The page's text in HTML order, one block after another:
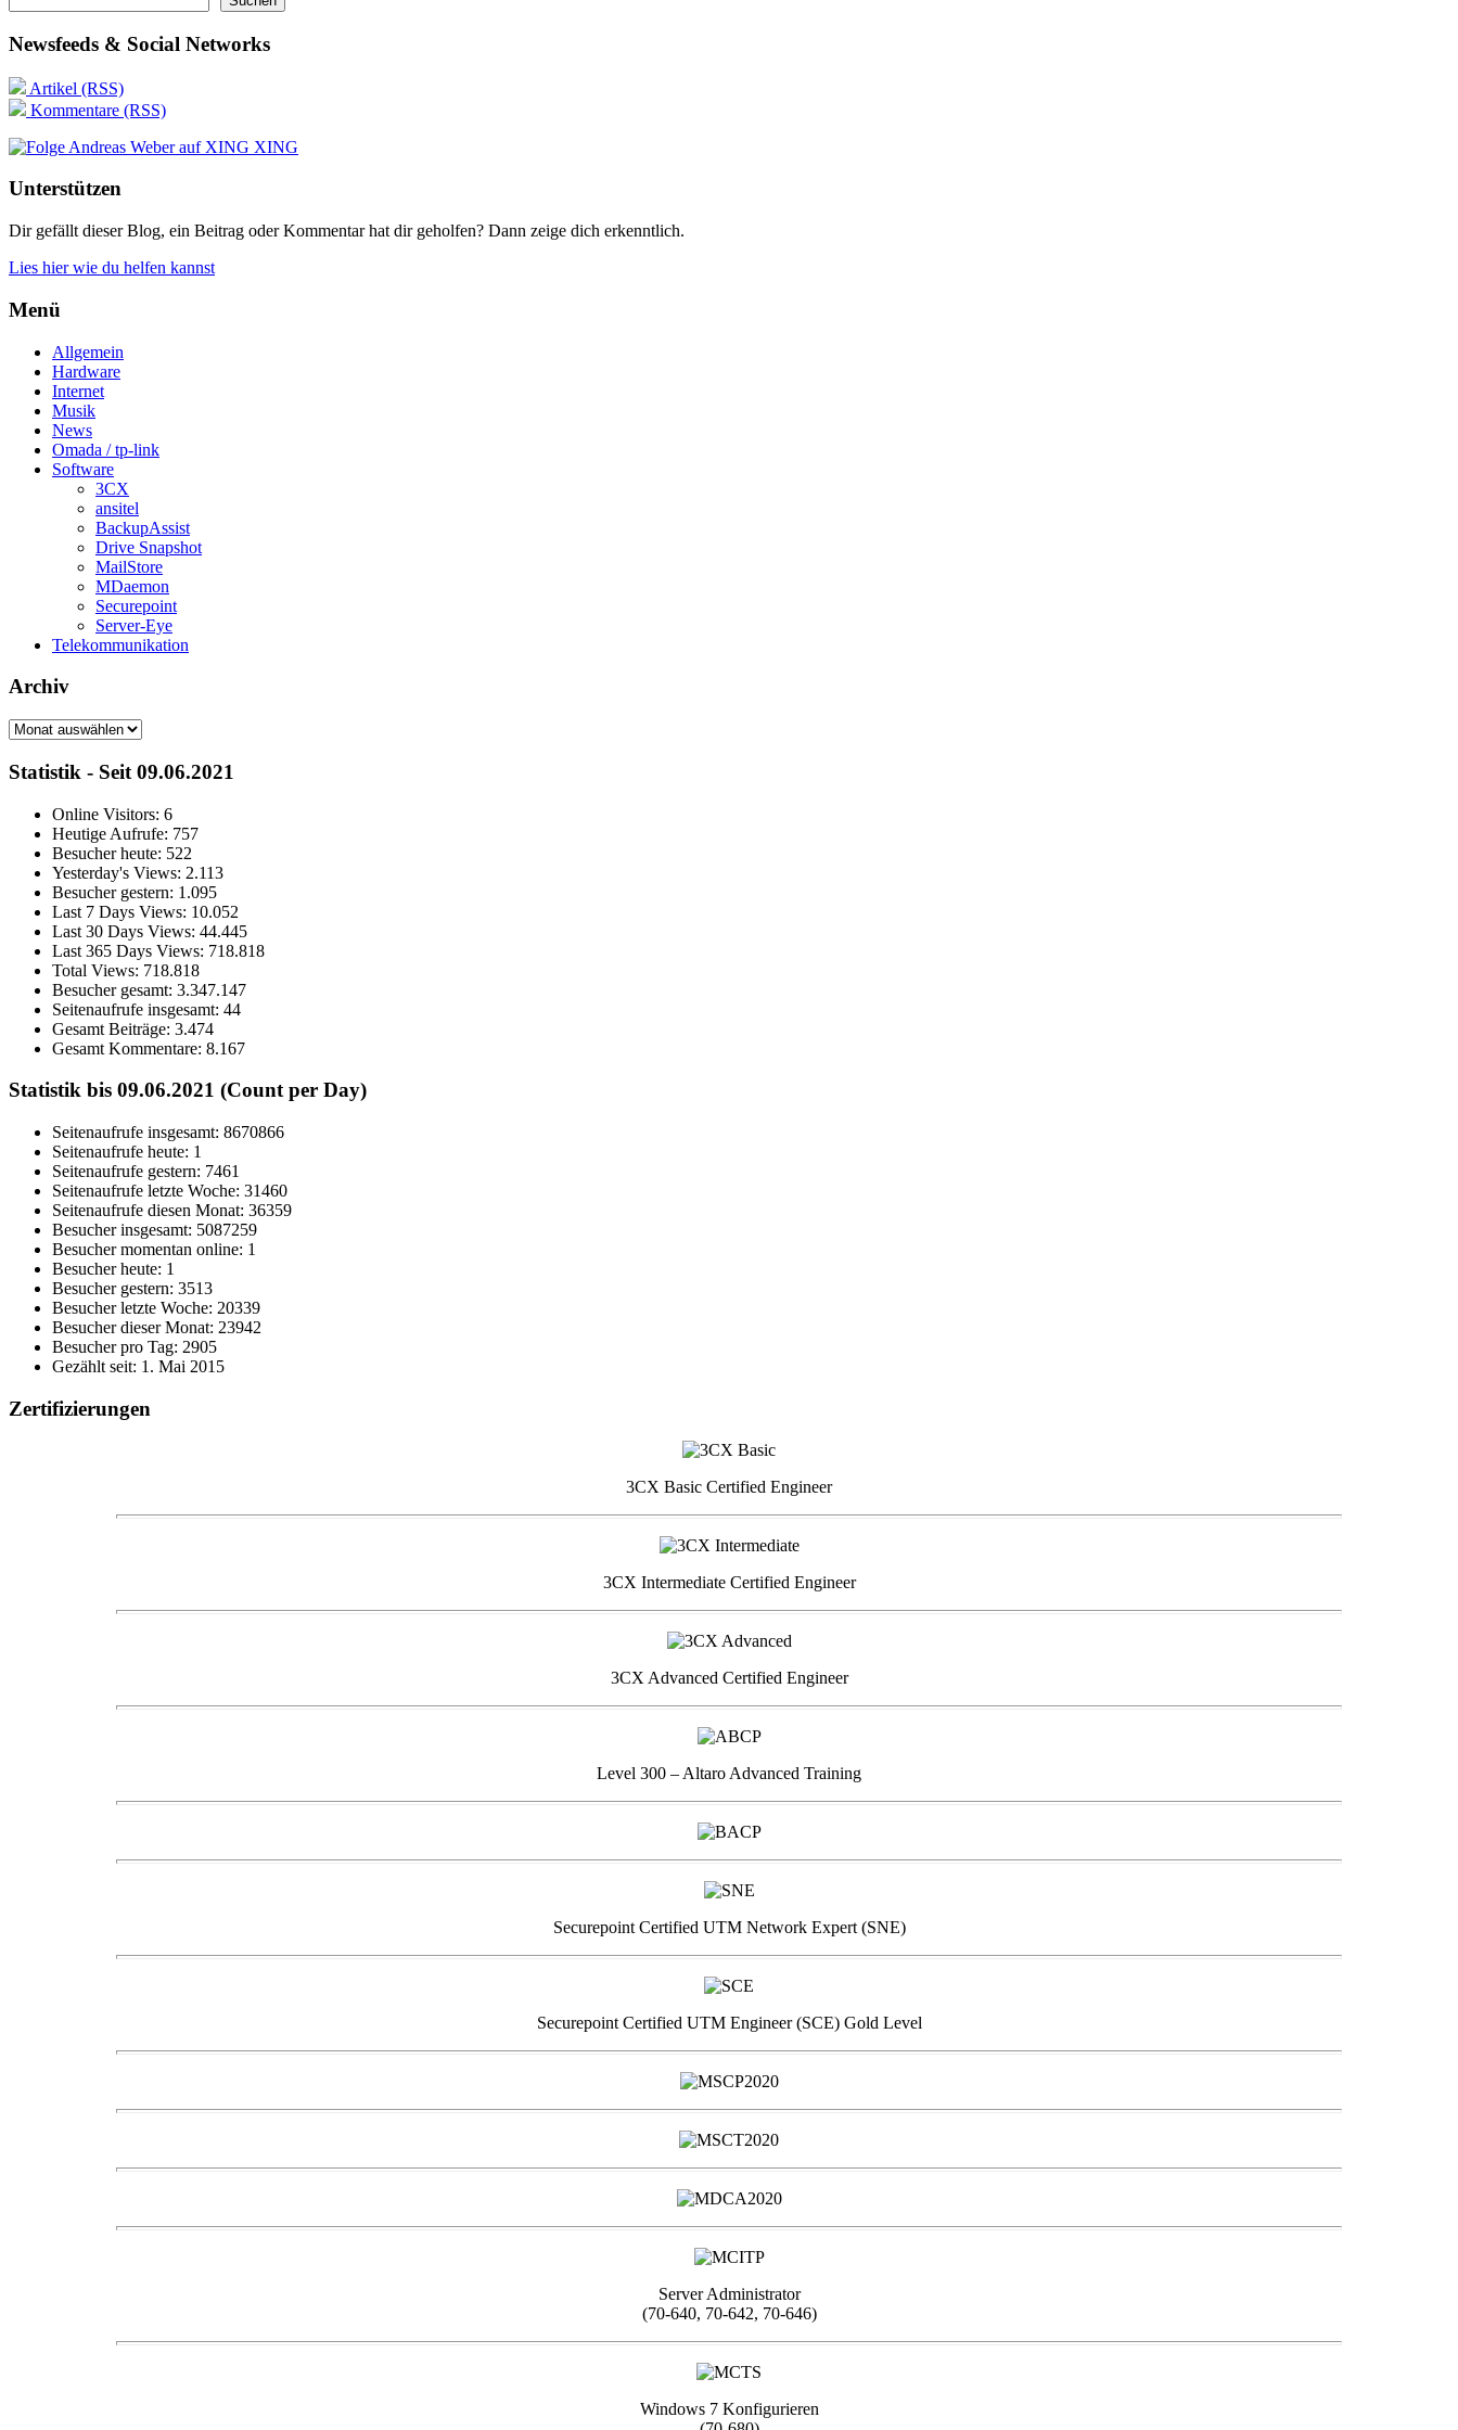
Newsfeeds & Social Networks
Artikel (RSS)
Kommentare (RSS)
XING
Unterstützen
Dir gefällt dieser Blog, ein Beitrag oder Kommentar hat dir geholfen? Dann zeige dich erkenntlich.
Lies hier wie du helfen kannst
Menü
Allgemein
Hardware
Internet
Musik
News
Omada / tp-link
Software
3CX
ansitel
BackupAssist
Drive Snapshot
MailStore
MDaemon
Securepoint
Server-Eye
Telekommunikation
Archiv
Archiv
Statistik - Seit 09.06.2021
Online Visitors: 6
Heutige Aufrufe: 757
Besucher heute: 522
Yesterday's Views: 2.113
Besucher gestern: 1.095
Last 7 Days Views: 10.052
Last 30 Days Views: 44.445
Last 365 Days Views: 718.818
Total Views: 718.818
Besucher gesamt: 3.347.147
Seitenaufrufe insgesamt: 44
Gesamt Beiträge: 3.474
Gesamt Kommentare: 8.167
Statistik bis 09.06.2021 (Count per Day)
Seitenaufrufe insgesamt: 8670866
Seitenaufrufe heute: 1
Seitenaufrufe gestern: 7461
Seitenaufrufe letzte Woche: 31460
Seitenaufrufe diesen Monat: 36359
Besucher insgesamt: 5087259
Besucher momentan online: 1
Besucher heute: 1
Besucher gestern: 3513
Besucher letzte Woche: 20339
Besucher dieser Monat: 23942
Besucher pro Tag: 2905
Gezählt seit: 1. Mai 2015
Zertifizierungen
3CX Basic Certified Engineer
3CX Intermediate Certified Engineer
3CX Advanced Certified Engineer
Level 300 – Altaro Advanced Training
Securepoint Certified UTM Network Expert (SNE)
Securepoint Certified UTM Engineer (SCE) Gold Level
Server Administrator
(70-640, 70-642, 70-646)
Windows 7 Konfigurieren